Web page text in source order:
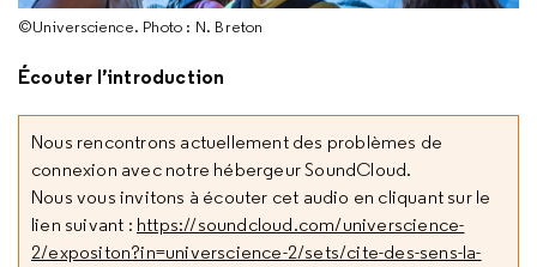
©Universcience. Photo : N. Breton
Écouter l’introduction
Nous rencontrons actuellement des problèmes de
connexion avec notre hébergeur SoundCloud.
Nous vous invitons à écouter cet audio en cliquant sur le
lien suivant : https://soundcloud.com/universcience-
2/expositon?in=universcience-2/sets/cite-des-sens-la-